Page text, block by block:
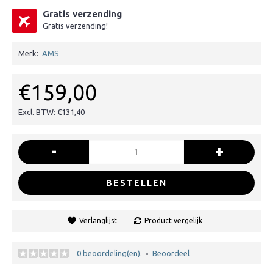
Gratis verzending
Gratis verzending!
Merk: AMS
€159,00
Excl. BTW: €131,40
- +
BESTELLEN
Verlanglijst Product vergelijk
0 beoordeling(en). • Beoordeel